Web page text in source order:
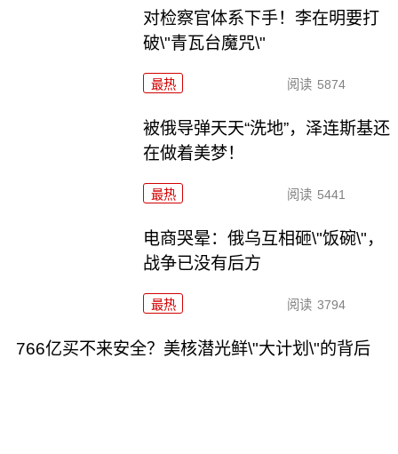
对检察官体系下手！李在明要打
破\"青瓦台魔咒\"
最热 阅读 5874
被俄导弹天天“洗地”，泽连斯基还
在做着美梦！
最热 阅读 5441
电商哭晕：俄乌互相砸\"饭碗\"，
战争已没有后方
最热 阅读 3794
766亿买不来安全？美核潜光鲜\"大计划\"的背后